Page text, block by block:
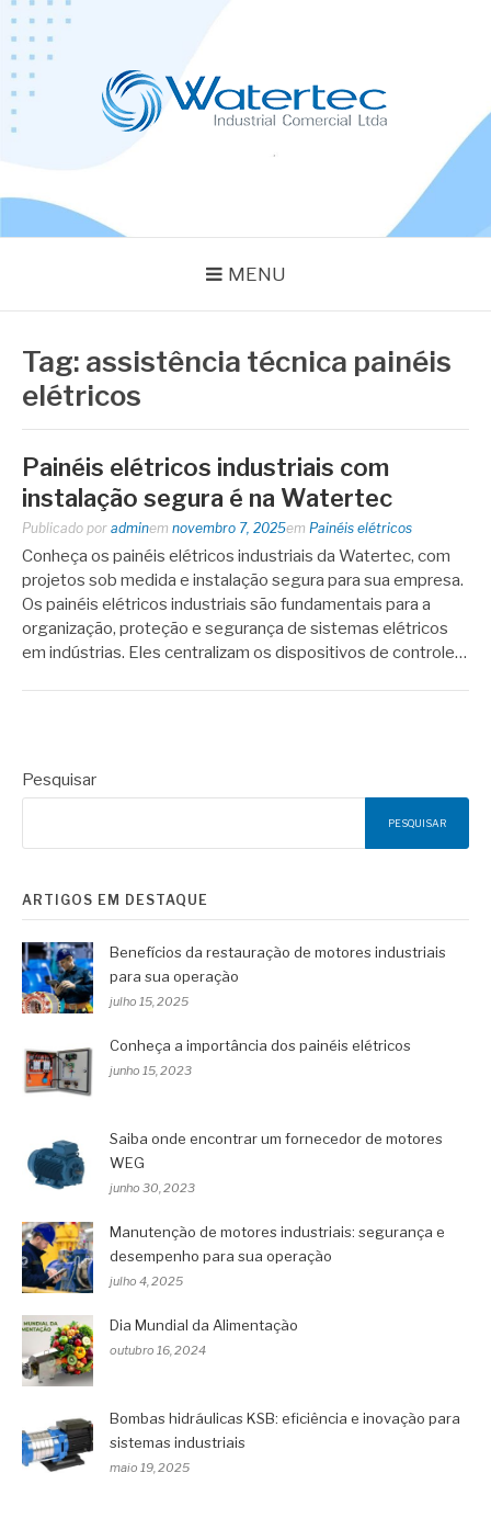
Pular
para
conteúdo
MENU
Tag: assistência técnica painéis
elétricos
Painéis elétricos industriais com
instalação segura é na Watertec
Publicado por adminem novembro 7, 2025em Painéis elétricos
Conheça os painéis elétricos industriais da Watertec, com
projetos sob medida e instalação segura para sua empresa.
Os painéis elétricos industriais são fundamentais para a
organização, proteção e segurança de sistemas elétricos
em indústrias. Eles centralizam os dispositivos de controle…
Pesquisar
PESQUISAR
ARTIGOS EM DESTAQUE
Benefícios da restauração de motores industriais
para sua operação
julho 15, 2025
Conheça a importância dos painéis elétricos
junho 15, 2023
Saiba onde encontrar um fornecedor de motores
WEG
junho 30, 2023
Manutenção de motores industriais: segurança e
desempenho para sua operação
julho 4, 2025
Dia Mundial da Alimentação
outubro 16, 2024
Bombas hidráulicas KSB: eficiência e inovação para
sistemas industriais
maio 19, 2025